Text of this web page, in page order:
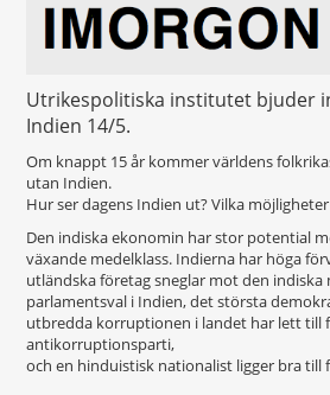
Utrikespolitiska institutet bjuder
Indien 14/5.
Om knappt 15 år kommer världens
utan Indien.
Hur ser dagens Indien ut? Vilka
Den indiska ekonomin har stor potential
växande medelklass. Indierna har höga
utländska företag sneglar mot den indiska
parlamentsval i Indien, det största
utbredda korruptionen i landet har lett till
antikorruptionsparti,
och en hinduistisk nationalist ligger bra